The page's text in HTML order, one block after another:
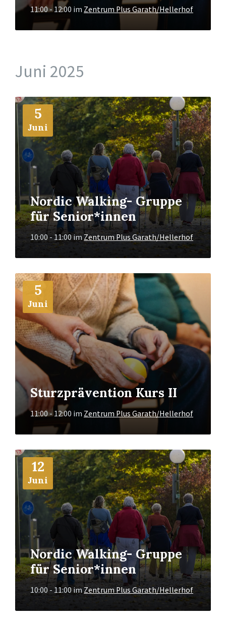
11:00 - 12:00 im Zentrum Plus Garath/Hellerhof
Juni 2025
5
Juni
Nordic Walking- Gruppe
für Senior*innen
10:00 - 11:00imZentrum Plus Garath/Hellerhof
Mehr
Info
5
Juni
Sturzprävention Kurs II
11:00 - 12:00 im Zentrum Plus Garath/Hellerhof
Mehr
Info
12
Juni
Nordic Walking- Gruppe
für Senior*innen
10:00 - 11:00imZentrum Plus Garath/Hellerhof
Mehr
Info